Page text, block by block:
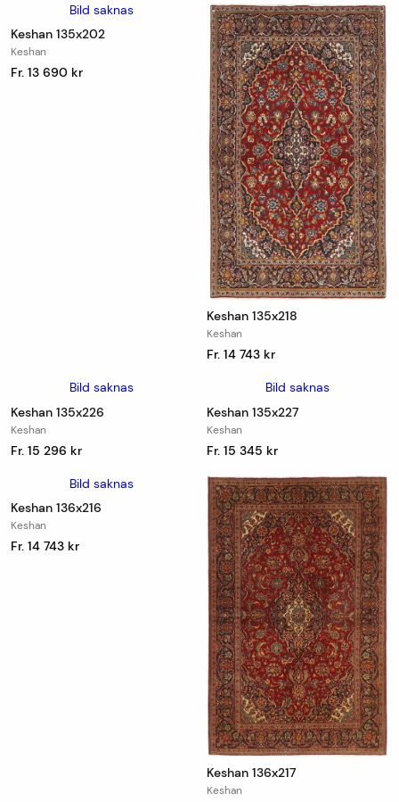
Bild saknas
Keshan 135x202
Keshan
Fr. 13 690 kr
Keshan 135x218
Keshan
Fr. 14 743 kr
Bild saknas
Keshan 135x226
Keshan
Fr. 15 296 kr
Bild saknas
Keshan 135x227
Keshan
Fr. 15 345 kr
Bild saknas
Keshan 136x216
Keshan
Fr. 14 743 kr
Keshan 136x217
Keshan